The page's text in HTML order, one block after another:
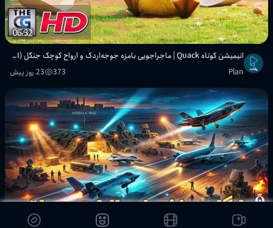
06:32
انیمیشن کوتاه Quack | ماجراجویی بامزه جوجه‌اردک و ارواح کوچک جنگل (CGI سه‌بعدی)
Plan
373 23 روز پیش
11:06